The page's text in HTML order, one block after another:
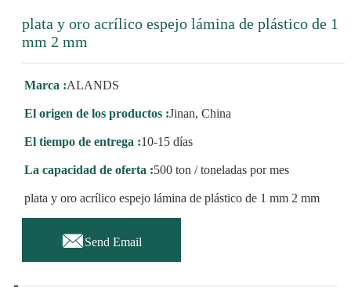
plata y oro acrílico espejo lámina de plástico de 1
mm 2 mm
Marca :ALANDS
El origen de los productos :Jinan, China
El tiempo de entrega :10-15 días
La capacidad de oferta :500 ton / toneladas por mes
plata y oro acrílico espejo lámina de plástico de 1 mm 2 mm
Send Email